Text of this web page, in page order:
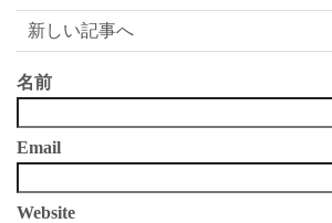
新しい記事へ
名前
Email
Website